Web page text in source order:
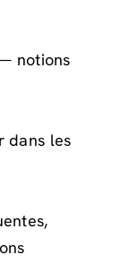
notions
dans les